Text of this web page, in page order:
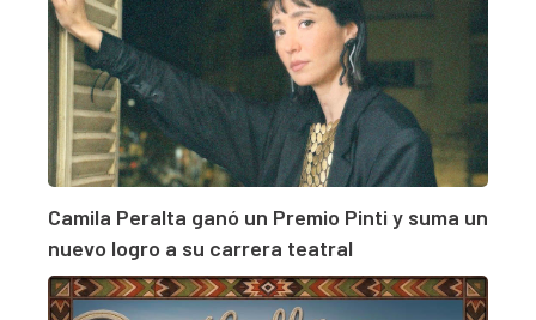
Camila Peralta ganó un Premio Pinti y suma un
nuevo logro a su carrera teatral